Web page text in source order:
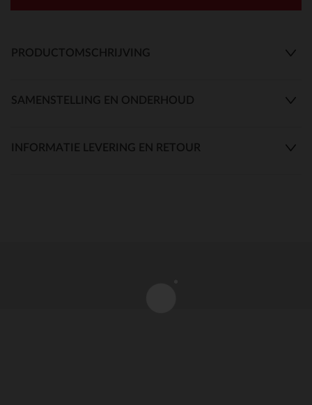
PRODUCTOMSCHRIJVING
SAMENSTELLING EN ONDERHOUD
INFORMATIE LEVERING EN RETOUR